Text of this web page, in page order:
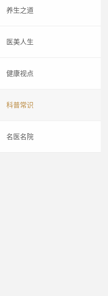
养生之道
医美人生
健康视点
科普常识
名医名院